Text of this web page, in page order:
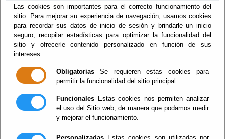
Las cookies son importantes para el correcto funcionamiento del
sitio. Para mejorar su experiencia de navegación, usamos cookies
para recordar sus datos de inicio de sesión y brindarle un inicio
seguro, recopilar estadísticas para optimizar la funcionalidad del
sitio y ofrecerle contenido personalizado en función de sus
intereses.
Obligatorias Se requieren estas cookies para
permitir la funcionalidad del sitio principal.
Funcionales Estas cookies nos permiten analizar
el uso del Sitio web, de manera que podamos medir
y mejorar el funcionamiento.